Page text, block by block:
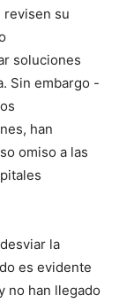
revisen su
soluciones
Sin embargo -
han
omiso a las
la
es evidente
no han llegado